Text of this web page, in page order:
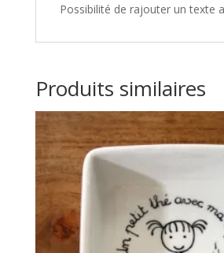
Possibilité de rajouter un texte
Produits similaires